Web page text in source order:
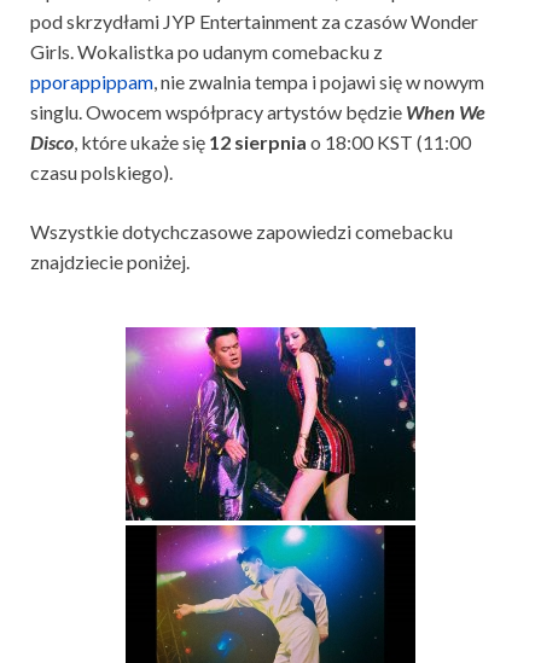
pod skrzydłami JYP Entertainment za czasów Wonder
Girls. Wokalistka po udanym comebacku z
pporappippam, nie zwalnia tempa i pojawi się w nowym
singlu. Owocem współpracy artystów będzie When We
Disco, które ukaże się 12 sierpnia o 18:00 KST (11:00
czasu polskiego).
Wszystkie dotychczasowe zapowiedzi comebacku
znajdziecie poniżej.